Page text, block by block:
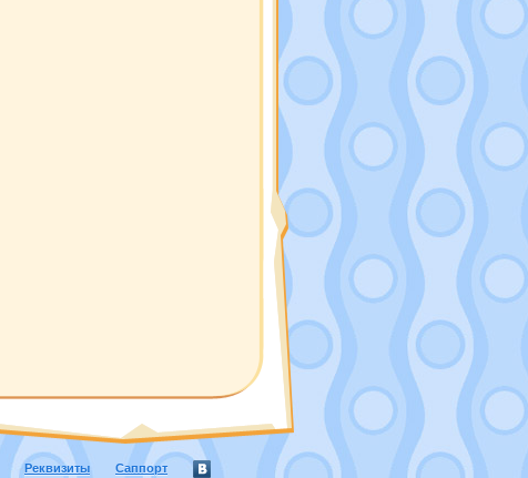
Реквизиты Саппорт